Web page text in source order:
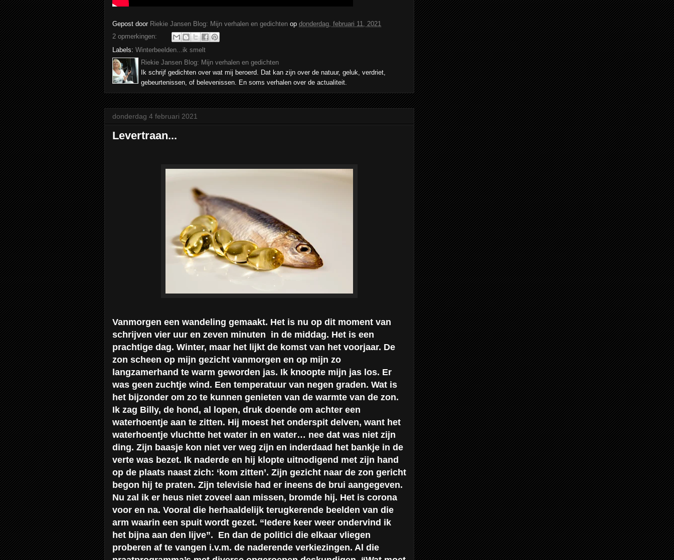
Gepost door Riekie Jansen Blog: Mijn verhalen en gedichten op donderdag, februari 11, 2021
2 opmerkingen:
Labels: Winterbeelden...ik smelt
Riekie Jansen Blog: Mijn verhalen en gedichten
Ik schrijf gedichten over wat mij beroerd. Dat kan zijn over de natuur, geluk, verdriet,
gebeurtenissen, of belevenissen. En soms verhalen over de actualiteit.
donderdag 4 februari 2021
Levertraan...
Vanmorgen een wandeling gemaakt. Het is nu op dit moment van
schrijven vier uur en zeven minuten in de middag. Het is een
prachtige dag. Winter, maar het lijkt de komst van het voorjaar. De
zon scheen op mijn gezicht vanmorgen en op mijn zo
langzamerhand te warm geworden jas. Ik knoopte mijn jas los. Er
was geen zuchtje wind. Een temperatuur van negen graden. Wat is
het bijzonder om zo te kunnen genieten van de warmte van de zon.
Ik zag Billy, de hond, al lopen, druk doende om achter een
waterhoentje aan te zitten. Hij moest het onderspit delven, want het
waterhoentje vluchtte het water in en water… nee dat was niet zijn
ding. Zijn baasje kon niet ver weg zijn en inderdaad het bankje in de
verte was bezet. Ik naderde en hij klopte uitnodigend met zijn hand
op de plaats naast zich: ‘kom zitten’. Zijn gezicht naar de zon gericht
begon hij te praten. Zijn televisie had er ineens de brui aangegeven.
Nu zal ik er heus niet zoveel aan missen, bromde hij. Het is corona
voor en na. Vooral die herhaaldelijk terugkerende beelden van die
arm waarin een spuit wordt gezet. “Iedere keer weer ondervind ik
het bijna aan den lijve”. En dan de politici die elkaar vliegen
proberen af te vangen i.v.m. de naderende verkiezingen. Al die